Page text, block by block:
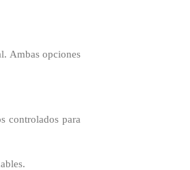
Ambas opciones
controlados para